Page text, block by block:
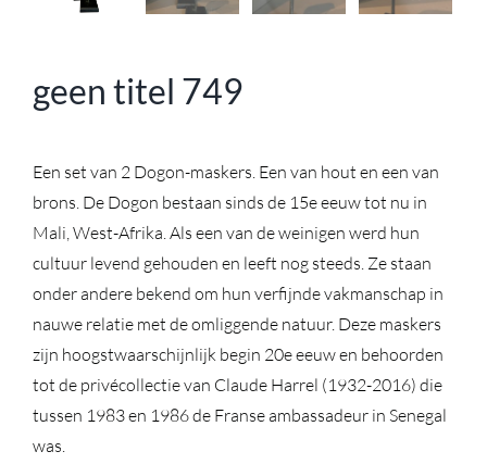
geen titel 749
Een set van 2 Dogon-maskers. Een van hout en een van
brons. De Dogon bestaan ​​sinds de 15e eeuw tot nu in
Mali, West-Afrika. Als een van de weinigen werd hun
cultuur levend gehouden en leeft nog steeds. Ze staan ​​
onder andere bekend om hun verfijnde vakmanschap in
nauwe relatie met de omliggende natuur. Deze maskers
zijn hoogstwaarschijnlijk begin 20e eeuw en behoorden
tot de privécollectie van Claude Harrel (1932-2016) die
tussen 1983 en 1986 de Franse ambassadeur in Senegal
was.